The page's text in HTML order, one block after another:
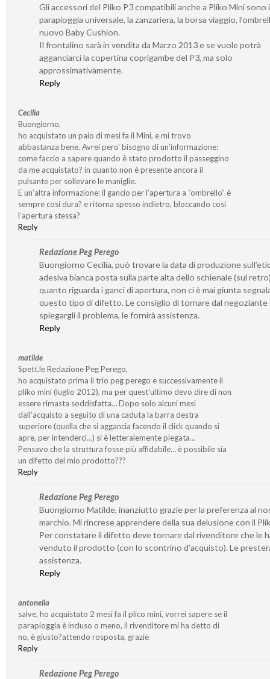
Gli accessori del Pliko P3 compatibili anche a Pliko Mini sono
parapioggia universale, la zanzariera, la borsa viaggio,
nuovo Baby Cushion.
Il frontalino sarà in vendita da Marzo 2013 e se vuole potrà
agganciarci la copertina coprigambe del P3, ma solo
approssimativamente.
Reply
Cecilia
Buongiorno,
ho acquistato un paio di mesi fa il Mini, e mi trovo
abbastanza bene. Avrei pero’ bisogno di un’informazione:
come faccio a sapere quando è stato prodotto il passeggino
da me acquistato? in quanto non è presente ancora il
pulsante per sollevare le maniglie.
E un’altra informazione: il gancio per l’apertura a “ombrello” è
sempre cosi dura? e ritorna spesso indietro, bloccando cosi
l’apertura stessa?
Reply
Redazione Peg Perego
Buongiorno Cecilia, può trovare la data di produzione
adesiva bianca posta sulla parte alta dello schienale (sul
quanto riguarda i ganci di apertura, non ci è mai giunta
questo tipo di difetto. Le consiglio di tornare dal negoziante
spiegargli il problema, le fornirà assistenza.
Reply
matilde
Spett.le Redazione Peg Perego,
ho acquistato prima il trio peg perego e successivamente il
pliko mini (luglio 2012), ma per quest’ultimo devo dire di non
essere rimasta soddisfatta… Dopo solo alcuni mesi
dall’acquisto a seguito di una caduta la barra destra
superiore (quella che si aggancia facendo il click quando si
apre, per intenderci…) si è letteralemente piegata…
Pensavo che la struttura fosse più affidabile… è possibile sia
un difetto del mio prodotto???
Reply
Redazione Peg Perego
Buongiorno Matilde, inanziutto grazie per la preferenza al
marchio. Mi rincrese apprendere della sua delusione con il
Per constatare il difetto deve tornare dal rivenditore che le
venduto il prodotto (con lo scontrino d’acquisto). Le
assistenza.
Reply
antonella
salve, ho acquistato 2 mesi fa il plico mini, vorrei sapere se il
parapioggia è incluso o meno, il rivenditore mi ha detto di
no, è giusto?attendo rosposta, grazie
Reply
Redazione Peg Perego